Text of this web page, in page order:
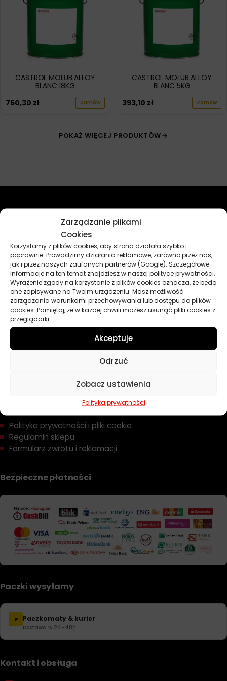
Zarządzanie plikami
Cookies
Korzystamy z plików cookies, aby strona działała szybko i
poprawnie. Prowadzimy działania reklamowe, zarówno przez nas,
jak i przez naszych zaufanych partnerów (Google). Szczegółowe
informacje na ten temat znajdziesz w naszej polityce prywatności.
Wyrażenie zgody na korzystanie z plików cookies oznacza, że będą
one zapisywane na Twoim urządzeniu. Masz możliwość
zarządzania warunkami przechowywania lub dostępu do plików
cookies. Pamiętaj, że w każdej chwili możesz usunąć pliki cookies z
przeglądarki.
Akceptuje
Odrzuć
Zobacz ustawienia
Polityka prywatności
CASTROL MOLUB ALLOY
BLANC 18KG
760,30 zł Zamów
CASTROL MOLUB ALLOY
BLANC 5KG
393,10 zł Zamów
POKAŻ WIĘCEJ PRODUKTÓW
Przydatne linki
Chemia
Kosmetyki
Akcesoria
Żarówki
Zapachy
Poradniki
Dobierz olej
Polityka prywatności i pliki cookie
Regulamin sklepu
Formularz zwrotu i reklamacji
Bezpieczne płatności
Paczki wysyłamy
P Paczkomaty & kurier
Dostawa w 24–48h
Kontakt i obsługa